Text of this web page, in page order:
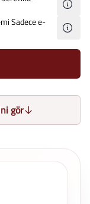
Sadece e-
gör